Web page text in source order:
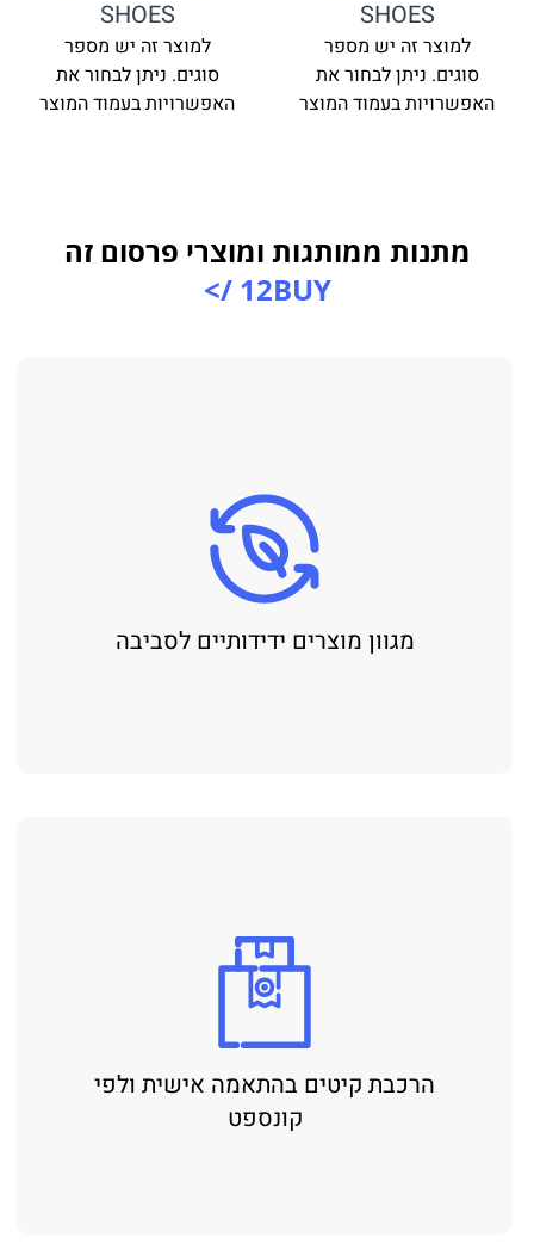
זה יש מספר
לבחור את
בעמוד המוצר
למוצר זה יש מספר
סוגים. ניתן לבחור את
האפשרויות בעמוד המוצר
ממותגות ומוצרי פרסום זה
מגוון מוצרים ידידותיים לסביבה
קיטים בהתאמה אישית ולפי